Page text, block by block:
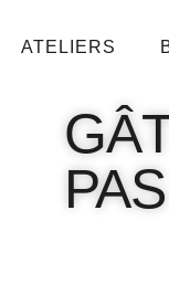
ATELIERS